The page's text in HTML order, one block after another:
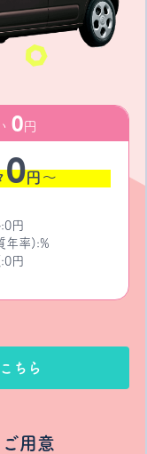
0円
0円〜
円
年率):%
円
ちら
用意